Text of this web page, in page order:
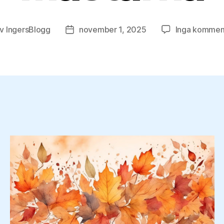
IngersBlogg Inläggsdatum
november 1, 2025 Inga